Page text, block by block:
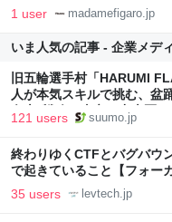
1 user madamefigaro.jp
いま人気の記事 - 企業メデ
旧五輪選手村「HARUMI
人が本気スキルで挑む、盆
向上”戦略 東京・中央区
121 users suumo.jp
終わりゆくCTFとバグバウ
で起きていること【フォー
35 users levtech.jp